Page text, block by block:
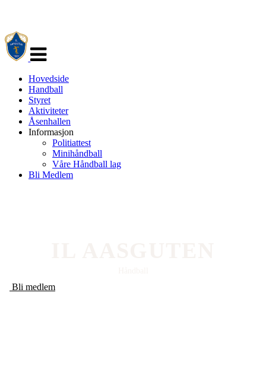
navigasjon
Hovedside
Handball
Styret
Aktiviteter
Åsenhallen
Informasjon
Politiattest
Minihåndball
Våre Håndball lag
Bli Medlem
Bli medlem